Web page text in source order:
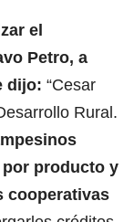
el
Petro, a
dijo: “Cesar
Rural.
producto y
cooperativas